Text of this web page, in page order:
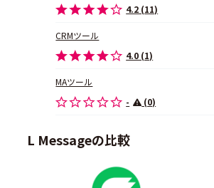
4.2 (11)
CRMツール
4.0 (1)
MAツール
-
(0)
L Messageの比較